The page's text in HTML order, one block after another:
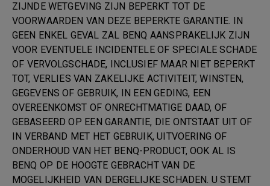
ZIJNDE WETGEVING ZIJN BEPERKT TOT DE
VOORWAARDEN VAN DEZE BEPERKTE GARANTIE. IN
GEEN ENKEL GEVAL ZAL BENQ AANSPRAKELIJK ZIJN
VOOR EVENTUELE INCIDENTELE OF SPECIALE SCHADE
OF VERVOLGSCHADE, INCLUSIEF MAAR NIET BEPERKT
TOT, VERLIES VAN ZAKELIJKE ACTIVITEIT, WINSTEN,
GEGEVENS OF GEBRUIK, IN EEN GEDING, EEN
OVEREENKOMST OF ONRECHTMATIGE DAAD, OF
GEBASEERD OP EEN GARANTIE, DIE ONTSTAAT UIT OF
IN VERBAND MET HET GEBRUIK, UITVOERING OF
ONDERHOUD VAN HET BENQ-PRODUCT, OOK AL IS
BENQ OP DE HOOGTE GEBRACHT VAN DE
MOGELIJKHEID VAN DERGELIJKE SCHADEN. U STEMT